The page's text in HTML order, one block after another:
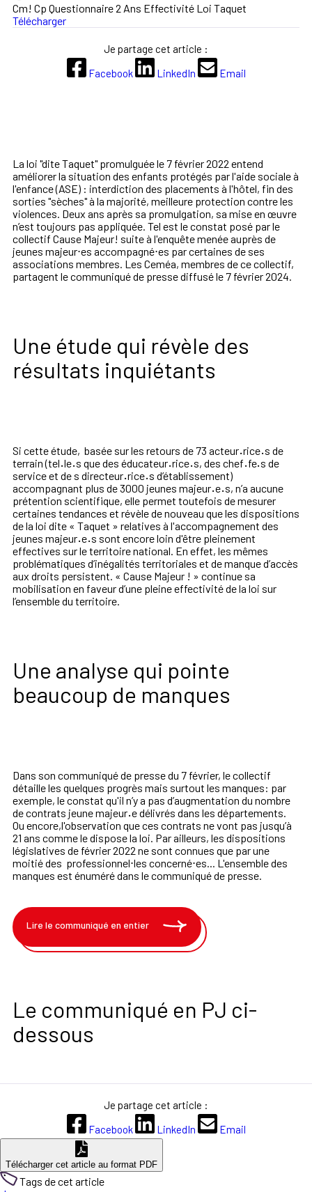
La loi "dite Taquet" promulguée le 7 février 2022 entend
améliorer la situation des enfants protégés par l'aide sociale à
l'enfance (ASE) : interdiction des placements à l'hôtel, fin des
sorties "sèches" à la majorité, meilleure protection contre les
violences. Deux ans après sa promulgation, sa mise en œuvre
n’est toujours pas appliquée. Tel est le constat posé par le
collectif Cause Majeur! suite à l'enquête menée auprès de
jeunes majeur⋅es accompagné⋅es par certaines de ses
associations membres. Les Ceméa, membres de ce collectif,
partagent le communiqué de presse diffusé le 7 février 2024.
Une étude qui révèle des
résultats inquiétants
Si cette étude, basée sur les retours de 73 acteur·rice·s de
terrain (tel·le·s que des éducateur·rice·s, des chef·fe·s de
service et de s directeur·rice·s d’établissement)
accompagnant plus de 3000 jeunes majeur·e·s, n’a aucune
prétention scientifique, elle permet toutefois de mesurer
certaines tendances et révèle de nouveau que les dispositions
de la loi dite « Taquet » relatives à l'accompagnement des
jeunes majeur·e·s sont encore loin d'être pleinement
effectives sur le territoire national. En effet, les mêmes
problématiques d’inégalités territoriales et de manque d’accès
aux droits persistent. « Cause Majeur ! » continue sa
mobilisation en faveur d’une pleine effectivité de la loi sur
l’ensemble du territoire.
Une analyse qui pointe
beaucoup de manques
Dans son communiqué de presse du 7 février, le collectif
détaille les quelques progrès mais surtout les manques: par
exemple, le constat qu'il n’y a pas d’augmentation du nombre
de contrats jeune majeur·e délivrés dans les départements.
Ou encore,l'observation que ces contrats ne vont pas jusqu’à
21 ans comme le dispose la loi. Par ailleurs, les dispositions
législatives de février 2022 ne sont connues que par une
moitié des professionnel⋅les concerné⋅es... L'ensemble des
manques est énuméré dans le communiqué de presse.
Lire le communiqué en entier
Le communiqué en PJ ci-
dessous
Je partage cet article :
Facebook
LinkedIn Email
Télécharger cet article au format PDF
Tags de cet article
Cm! Cp Questionnaire 2 Ans Effectivité Loi Taquet
Télécharger
Je partage cet article :
Facebook
LinkedIn Email